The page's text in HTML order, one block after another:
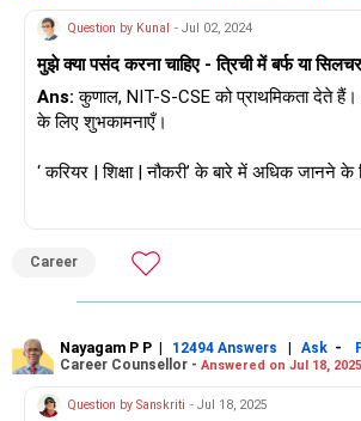
Question by Kunal - Jul 02, 2024
मुझे क्या पसंद करना चाहिए - त्रिची में बर्फ या
Ans: कुणाल, NIT-S-CSE को प्राथमिकता देते
के लिए शुभकामनाएँ।
‘ करियर | शिक्षा | नौकरी’ के बारे में अधिक जानने के
Career
Nayagam P P | 12494 Answers | Ask -
Career Counsellor - Answered on Jul 18, 2025
Question by Sanskriti - Jul 18, 2025